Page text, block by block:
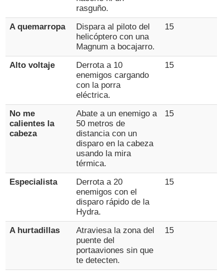
rasguño.
A quemarropa
Dispara al piloto del
helicóptero con una
Magnum a bocajarro.
15
Alto voltaje
Derrota a 10
enemigos cargando
con la porra
eléctrica.
15
No me
calientes la
cabeza
Abate a un enemigo a
50 metros de
distancia con un
disparo en la cabeza
usando la mira
térmica.
15
Especialista
Derrota a 20
enemigos con el
disparo rápido de la
Hydra.
15
A hurtadillas
Atraviesa la zona del
puente del
portaaviones sin que
te detecten.
15